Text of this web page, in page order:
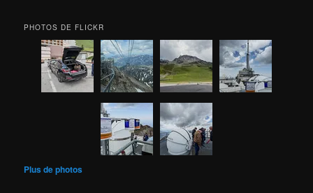
PHOTOS DE FLICKR
Plus de photos